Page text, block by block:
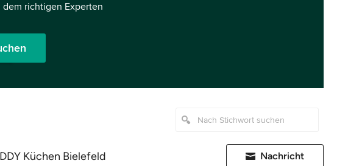
dem richtigen Experten
Küchen Bielefeld Nachricht